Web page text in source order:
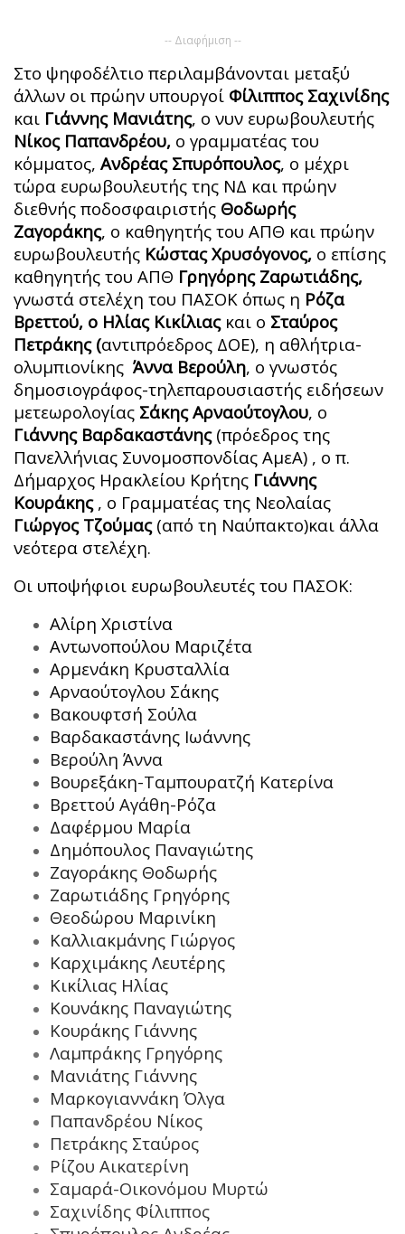
-- Διαφήμιση --
Στο ψηφοδέλτιο περιλαμβάνονται μεταξύ
άλλων οι πρώην υπουργοί Φίλιππος Σαχινίδης
και Γιάννης Μανιάτης, ο νυν ευρωβουλευτής
Νίκος Παπανδρέου, ο γραμματέας του
κόμματος, Ανδρέας Σπυρόπουλος, ο μέχρι
τώρα ευρωβουλευτής της ΝΔ και πρώην
διεθνής ποδοσφαιριστής Θοδωρής
Ζαγοράκης, ο καθηγητής του ΑΠΘ και πρώην
ευρωβουλευτής Κώστας Χρυσόγονος, ο επίσης
καθηγητής του ΑΠΘ Γρηγόρης Ζαρωτιάδης,
γνωστά στελέχη του ΠΑΣΟΚ όπως η Ρόζα
Βρεττού, ο Ηλίας Κικίλιας και ο Σταύρος
Πετράκης (αντιπρόεδρος ΔΟΕ), η αθλήτρια-
ολυμπιονίκης Άννα Βερούλη, ο γνωστός
δημοσιογράφος-τηλεπαρουσιαστής ειδήσεων
μετεωρολογίας Σάκης Αρναούτογλου, ο
Γιάννης Βαρδακαστάνης(πρόεδρος της
Πανελλήνιας Συνομοσπονδίας ΑμεΑ) , ο π.
Δήμαρχος Ηρακλείου Κρήτης Γιάννης
Κουράκης, ο Γραμματέας της Νεολαίας
Γιώργος Τζούμας(από τη Ναύπακτο)και άλλα
νεότερα στελέχη.
Οι υποψήφιοι ευρωβουλευτές του ΠΑΣΟΚ:
Αλίρη Χριστίνα
Αντωνοπούλου Μαριζέτα
Αρμενάκη Κρυσταλλία
Αρναούτογλου Σάκης
Βακουφτσή Σούλα
Βαρδακαστάνης Ιωάννης
Βερούλη Άννα
Βουρεξάκη-Ταμπουρατζή Κατερίνα
Βρεττού Αγάθη-Ρόζα
Δαφέρμου Μαρία
Δημόπουλος Παναγιώτης
Ζαγοράκης Θοδωρής
Ζαρωτιάδης Γρηγόρης
Θεοδώρου Μαρινίκη
Καλλιακμάνης Γιώργος
Καρχιμάκης Λευτέρης
Κικίλιας Ηλίας
Κουνάκης Παναγιώτης
Κουράκης Γιάννης
Λαμπράκης Γρηγόρης
Μανιάτης Γιάννης
Μαρκογιαννάκη Όλγα
Παπανδρέου Νίκος
Πετράκης Σταύρος
Ρίζου Αικατερίνη
Σαμαρά-Οικονόμου Μυρτώ
Σαχινίδης Φίλιππος